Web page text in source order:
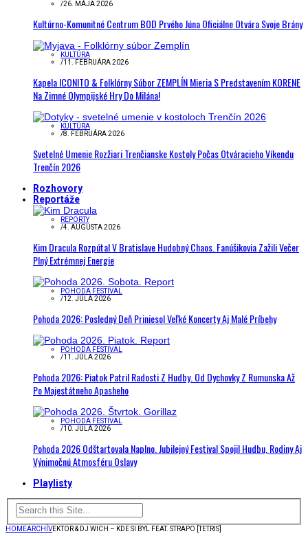
/26. MÁJA 2026
Kultúrno-Komunitné Centrum BOD Prvého Júna Oficiálne Otvára Svoje Brány
KULTÚRA
/11. FEBRUÁRA 2026
Kapela ICONITO & Folklórny Súbor ZEMPLÍN Mieria S Predstavením KORENE
Na Zimné Olympijské Hry Do Milána!
KULTÚRA
/8. FEBRUÁRA 2026
Svetelné Umenie Rozžiari Trenčianske Kostoly Počas Otváracieho Víkendu
Trenčín 2026
Rozhovory
Reportáže
REPORTY
/4. AUGUSTA 2026
Kim Dracula Rozpútal V Bratislave Hudobný Chaos. Fanúšikovia Zažili Večer
Plný Extrémnej Energie
POHODA FESTIVAL
/12. JÚLA 2026
Pohoda 2026: Posledný Deň Priniesol Veľké Koncerty Aj Malé Príbehy
POHODA FESTIVAL
/11. JÚLA 2026
Pohoda 2026: Piatok Patril Radosti Z Hudby. Od Dychovky Z Rumunska Až
Po Majestátneho Apasheho
POHODA FESTIVAL
/10. JÚLA 2026
Pohoda 2026 Odštartovala Naplno. Jubilejný Festival Spojil Hudbu, Rodiny Aj
Výnimočnú Atmosféru Oslavy
Playlisty
HOMEARCHÍVEKTOR & DJ WICH – KDE SI BYL FEAT. STRAPO [TETRIS]